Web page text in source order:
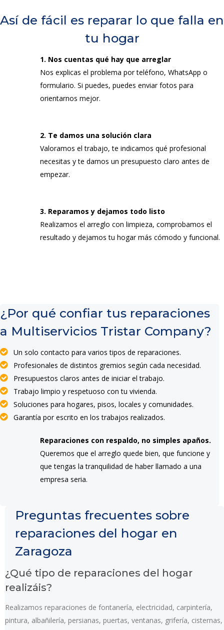
Así de fácil es reparar lo que falla en
tu hogar
1. Nos cuentas qué hay que arreglar
Nos explicas el problema por teléfono, WhatsApp o
formulario. Si puedes, puedes enviar fotos para
orientarnos mejor.
2. Te damos una solución clara
Valoramos el trabajo, te indicamos qué profesional
necesitas y te damos un presupuesto claro antes de
empezar.
3. Reparamos y dejamos todo listo
Realizamos el arreglo con limpieza, comprobamos el
resultado y dejamos tu hogar más cómodo y funcional.
¿Por qué confiar tus reparaciones
a Multiservicios Tristar Company?
Un solo contacto para varios tipos de reparaciones.
Profesionales de distintos gremios según cada necesidad.
Presupuestos claros antes de iniciar el trabajo.
Trabajo limpio y respetuoso con tu vivienda.
Soluciones para hogares, pisos, locales y comunidades.
Garantía por escrito en los trabajos realizados.
Reparaciones con respaldo, no simples apaños.
Queremos que el arreglo quede bien, que funcione y
que tengas la tranquilidad de haber llamado a una
empresa seria.
Preguntas frecuentes sobre
reparaciones del hogar en
Zaragoza
¿Qué tipo de reparaciones del hogar
realizáis?
Realizamos reparaciones de fontanería, electricidad, carpintería,
pintura, albañilería, persianas, puertas, ventanas, grifería, cisternas,